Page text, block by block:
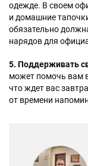
одежде. В своем
и домашние
обязательно
нарядов для
5. Поддерживать
может помочь вам в
что ждет вас
от времени